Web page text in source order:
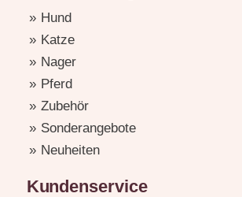
Hund
Katze
Nager
Pferd
Zubehör
Sonderangebote
Neuheiten
Kundenservice